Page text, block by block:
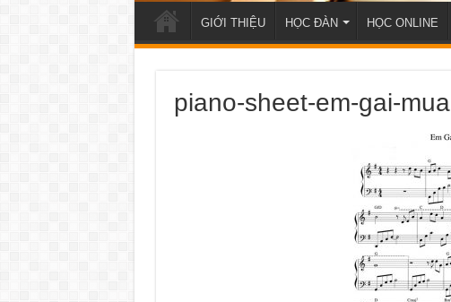
GIỚI THIỆU HỌC ĐÀN HỌC ONLINE
piano-sheet-em-gai-mua